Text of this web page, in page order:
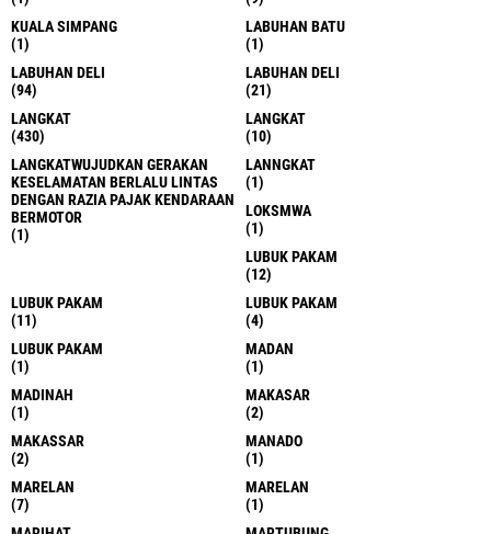
KUALA SIMPANG
(1)
LABUHAN BATU
(1)
LABUHAN DELI
(94)
LABUHAN DELI
(21)
LANGKAT
(430)
LANGKAT
(10)
LANGKATWUJUDKAN GERAKAN
KESELAMATAN BERLALU LINTAS
DENGAN RAZIA PAJAK KENDARAAN
BERMOTOR
(1)
LANNGKAT
(1)
LOKSMWA
(1)
LUBUK PAKAM
(12)
LUBUK PAKAM
(11)
LUBUK PAKAM
(4)
LUBUK PAKAM
(1)
MADAN
(1)
MADINAH
(1)
MAKASAR
(2)
MAKASSAR
(2)
MANADO
(1)
MARELAN
(7)
MARELAN
(1)